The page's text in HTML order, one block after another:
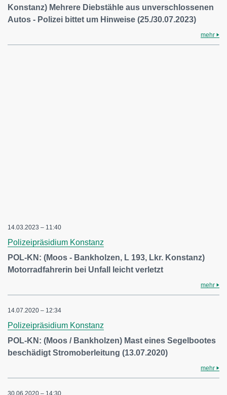
Konstanz) Mehrere Diebstähle aus unverschlossenen
Autos - Polizei bittet um Hinweise (25./30.07.2023)
mehr
14.03.2023 – 11:40
Polizeipräsidium Konstanz
POL-KN: (Moos - Bankholzen, L 193, Lkr. Konstanz)
Motorradfahrerin bei Unfall leicht verletzt
mehr
14.07.2020 – 12:34
Polizeipräsidium Konstanz
POL-KN: (Moos / Bankholzen) Mast eines Segelbootes
beschädigt Stromoberleitung (13.07.2020)
mehr
30.06.2020 – 14:30